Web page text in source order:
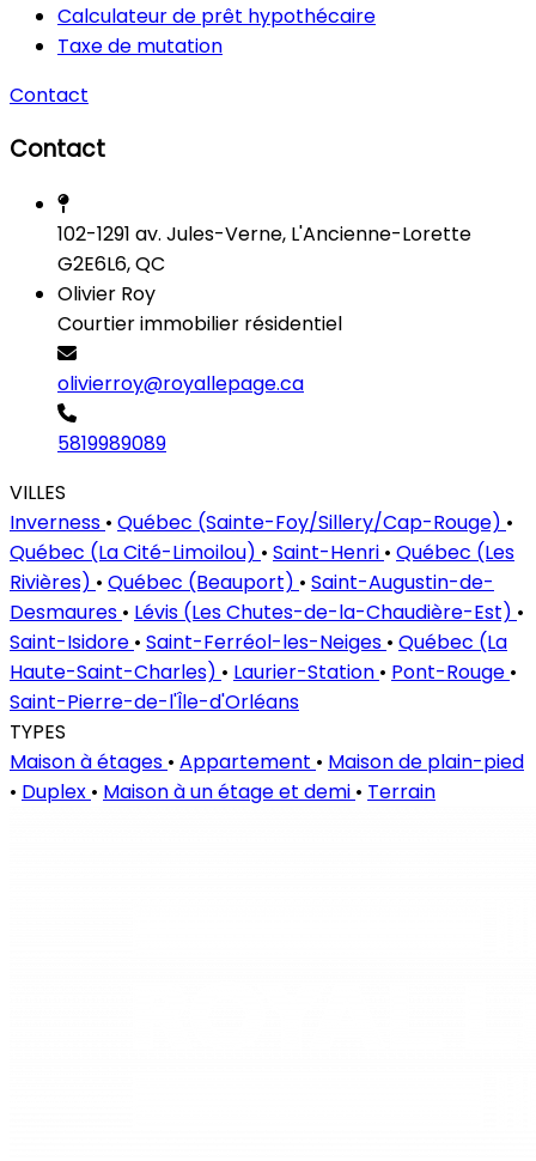
Calculateur de prêt hypothécaire
Taxe de mutation
Contact
Contact
102-1291 av. Jules-Verne, L'Ancienne-Lorette
G2E6L6, QC
Olivier Roy
Courtier immobilier résidentiel
olivierroy@royallepage.ca
5819989089
VILLES
Inverness • Québec (Sainte-Foy/Sillery/Cap-Rouge) •
Québec (La Cité-Limoilou) • Saint-Henri • Québec (Les
Rivières) • Québec (Beauport) • Saint-Augustin-de-
Desmaures • Lévis (Les Chutes-de-la-Chaudière-Est) •
Saint-Isidore • Saint-Ferréol-les-Neiges • Québec (La
Haute-Saint-Charles) • Laurier-Station • Pont-Rouge •
Saint-Pierre-de-l'Île-d'Orléans
TYPES
Maison à étages • Appartement • Maison de plain-pied
• Duplex • Maison à un étage et demi • Terrain